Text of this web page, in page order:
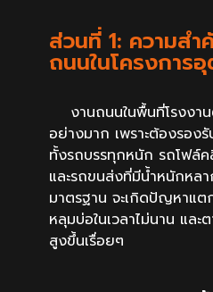
ส่วนที่ 1: ความส
ถนนในโครงการ
งานถนนในพื้นที่โรงงา
อย่างมาก เพราะต้องรอง
ทั้งรถบรรทุกหนัก รถโฟล์
และรถขนส่งที่มีน้ำหนักหล
มาตรฐาน จะเกิดปัญหาแต
หลุมบ่อในเวลาไม่นาน แล
สูงขึ้นเรื่อยๆ